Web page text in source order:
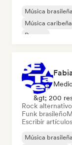
Música brasileña
Música caribeña
Reggae
&gt; 200
Rock alternativo
Funk brasileño
Escribir artículos
Música brasileña